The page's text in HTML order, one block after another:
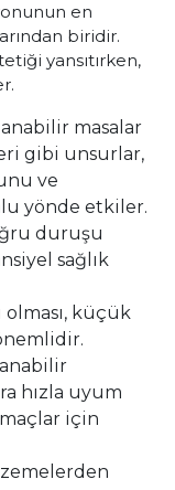
en
biridir.
yansıtırken,
masalar
gibi unsurlar,
ve
yönde etkiler.
duruşu
sağlık
küçük
hızla uyum
için